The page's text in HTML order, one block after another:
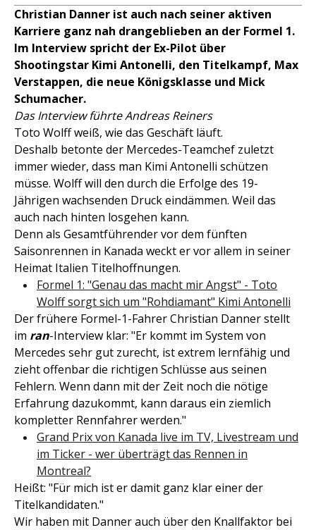
Christian Danner ist auch nach seiner aktiven
Karriere ganz nah drangeblieben an der Formel 1.
Im Interview spricht der Ex-Pilot über
Shootingstar Kimi Antonelli, den Titelkampf, Max
Verstappen, die neue Königsklasse und Mick
Schumacher.
Das Interview führte Andreas Reiners
Toto Wolff weiß, wie das Geschäft läuft.
Deshalb betonte der Mercedes-Teamchef zuletzt
immer wieder, dass man Kimi Antonelli schützen
müsse. Wolff will den durch die Erfolge des 19-
Jährigen wachsenden Druck eindämmen. Weil das
auch nach hinten losgehen kann.
Denn als Gesamtführender vor dem fünften
Saisonrennen in Kanada weckt er vor allem in seiner
Heimat Italien Titelhoffnungen.
Formel 1: "Genau das macht mir Angst" - Toto
Wolff sorgt sich um "Rohdiamant" Kimi Antonelli
Der frühere Formel-1-Fahrer Christian Danner stellt
im ran-Interview klar: "Er kommt im System von
Mercedes sehr gut zurecht, ist extrem lernfähig und
zieht offenbar die richtigen Schlüsse aus seinen
Fehlern. Wenn dann mit der Zeit noch die nötige
Erfahrung dazukommt, kann daraus ein ziemlich
kompletter Rennfahrer werden."
Grand Prix von Kanada live im TV, Livestream und
im Ticker - wer überträgt das Rennen in
Montreal?
Heißt: "Für mich ist er damit ganz klar einer der
Titelkandidaten."
Wir haben mit Danner auch über den Knallfaktor bei